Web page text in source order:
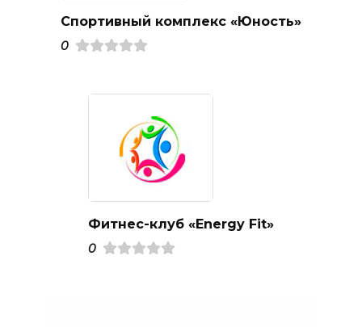
Спортивный комплекс «Юность»
0
Фитнес-клуб «Energy Fit»
0